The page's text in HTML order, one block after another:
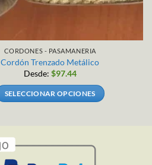
CORDONES - PASAMANERIA
Cordón Trenzado Metálico
Desde: $97.44
SELECCIONAR OPCIONES
múltiples
variantes.